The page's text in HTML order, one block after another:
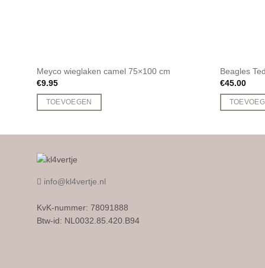
Meyco wieglaken camel 75×100 cm
€9.95
TOEVOEGEN
Beagles
€45.00
info@kl4vertje.nl
KvK-nummer: 78091888
Btw-id: NL0032.85.420.B94